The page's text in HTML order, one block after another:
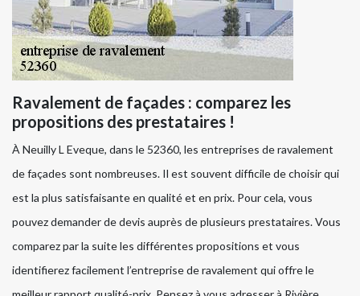
Ravalement de façades : comparez les
propositions des prestataires !
À Neuilly L Eveque, dans le 52360, les entreprises de ravalement
de façades sont nombreuses. Il est souvent difficile de choisir qui
est la plus satisfaisante en qualité et en prix. Pour cela, vous
pouvez demander de devis auprès de plusieurs prestataires. Vous
comparez par la suite les différentes propositions et vous
identifierez facilement l’entreprise de ravalement qui offre le